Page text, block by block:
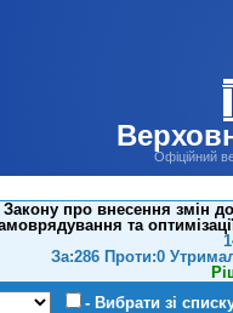
Офіційний
про внесення змін
та
За:286 Проти:0
- Вибрати зі